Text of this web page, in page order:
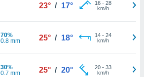
23° / 17° 16- 28
km/h
70%
0.8 mm
25° / 18° 14- 24
km/h
30%
0.7 mm
25° / 20° 20- 33
km/h